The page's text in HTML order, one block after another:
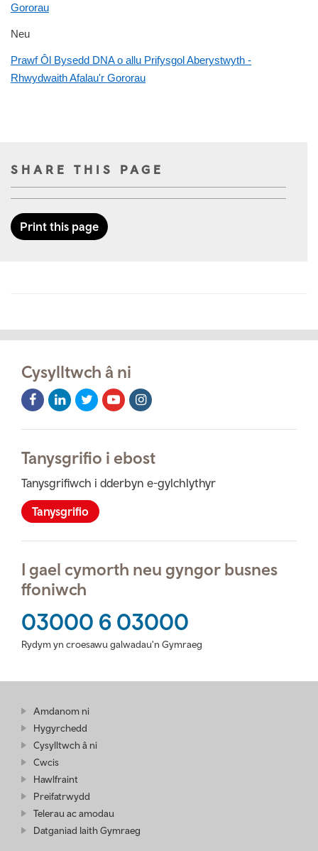
Gororau
Neu
Prawf Ôl Bysedd DNA o allu Prifysgol Aberystwyth -
Rhwydwaith Afalau'r Gororau
SHARE THIS PAGE
Print this page
Cysylltwch â ni
Facebook
Icon
LinkedIn
Icon
Twitter
Icon
Youtube
Icon
Instagram
Icon
Tanysgrifio i ebost
Tanysgrifiwch i dderbyn e-gylchlythyr
Tanysgrifio
I gael cymorth neu gyngor busnes
ffoniwch
03000 6 03000
Rydym yn croesawu galwadau'n Gymraeg
Amdanom ni
Hygyrchedd
Cysylltwch â ni
Cwcis
Hawlfraint
Preifatrwydd
Telerau ac amodau
Datganiad Iaith Gymraeg